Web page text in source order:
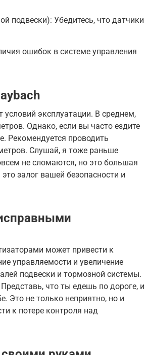
подвески): Убедитесь, что датчики
ошибок в системе управления
эксплуатации. В среднем,
Однако, если вы часто ездите
Рекомендуется проводить
Слушай, я тоже раньше
не сломаются, но это большая
залог вашей безопасности и
может привести к
управляемости и увеличение
подвески и тормозной системы.
что ты едешь по дороге, и
Это не только неприятно, но и
к потере контроля над